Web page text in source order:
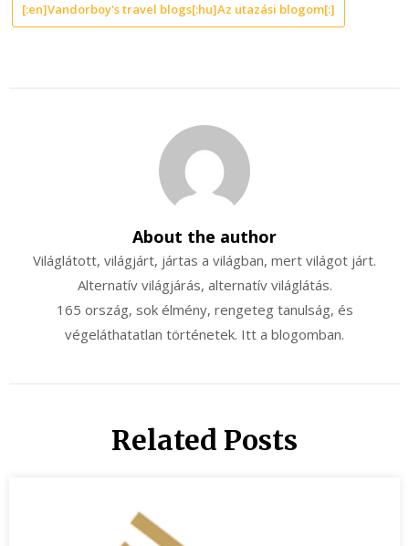
[:en]Vandorboy's travel blogs[:hu]Az utazási blogom[:]
About the author
Világlátott, világjárt, jártas a világban, mert világot járt.
Alternatív világjárás, alternatív világlátás.
165 ország, sok élmény, rengeteg tanulság, és
végeláthatatlan történetek. Itt a blogomban.
Related Posts